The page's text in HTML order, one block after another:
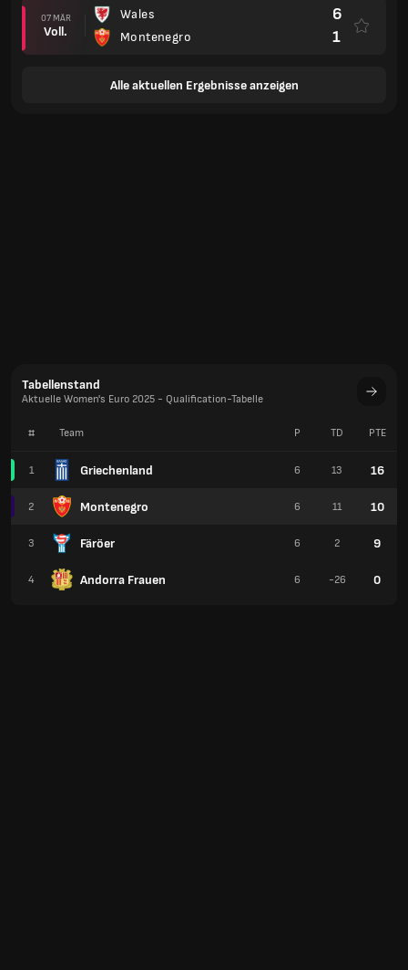
07 MÄR
Voll.
Wales
Montenegro
6
1
Alle aktuellen Ergebnisse anzeigen
Tabellenstand
Aktuelle Women's Euro 2025 - Qualification-Tabelle
# Team
1 Griechenland
2 Montenegro
3 Färöer
4 Andorra Frauen
P TD PTE
6 13 16
6 11 10
6 2 9
6 -26 0